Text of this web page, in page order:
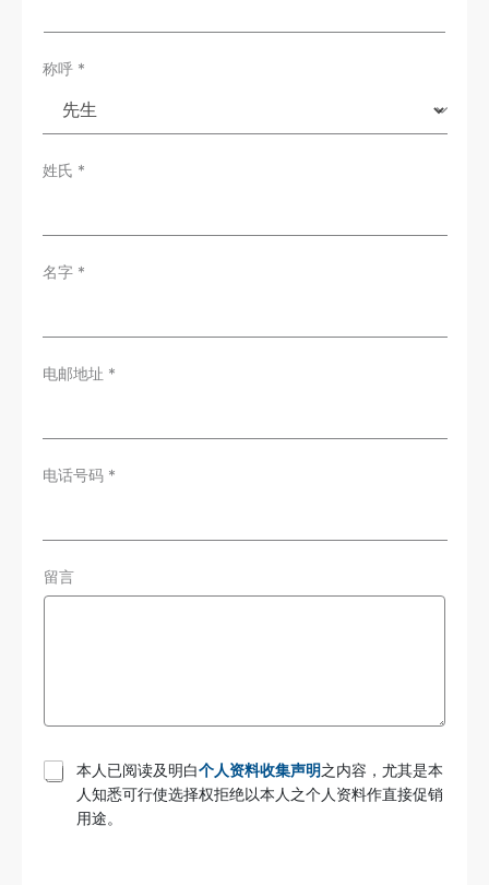
称呼 *
姓氏 *
名字 *
电邮地址 *
电话号码 *
留言
T
e
本人已阅读及明白个人资料收集声明之内容，尤其是本
人知悉可行使选择权拒绝以本人之个人资料作直接促销
用途。